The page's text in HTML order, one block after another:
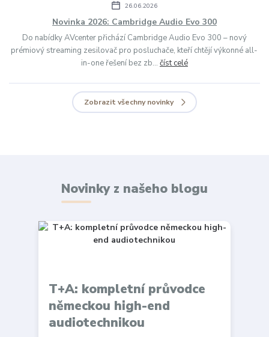
26.06.2026
Novinka 2026: Cambridge Audio Evo 300
Do nabídky AVcenter přichází Cambridge Audio Evo 300 – nový
prémiový streaming zesilovač pro posluchače, kteří chtějí výkonné all-
in-one řešení bez zb... číst celé
Zobrazit všechny novinky
Novinky z našeho blogu
T+A: kompletní průvodce
německou high-end
audiotechnikou